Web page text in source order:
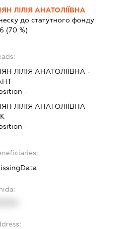
ЛІЛІЯ АНАТОЛІЇВНА
до статутного фонду
(70 %)
ЛІЛІЯ АНАТОЛІЇВНА -
-
ЛІЛІЯ АНАТОЛІЇВНА -
-